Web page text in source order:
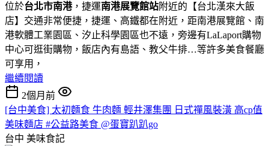
位於台北市南港，捷運南港展覽館站附近的【台北漢來大飯
店】交通非常便捷，捷運、高鐵都在附近，距南港展覽館、南
港軟體工業園區、汐止科學園區也不遠，旁邊有LaLaport購物
中心可逛街購物，飯店內有島語、教父牛排…等許多美食餐廳
可享用，
繼續閱讀
2個月前
[台中美食] 太初麵食 牛肉麵 輕井澤集團 日式禪風裝潢 高cp值
美味麵店 #公益路美食 @蛋寶趴趴go
台中 美味食記